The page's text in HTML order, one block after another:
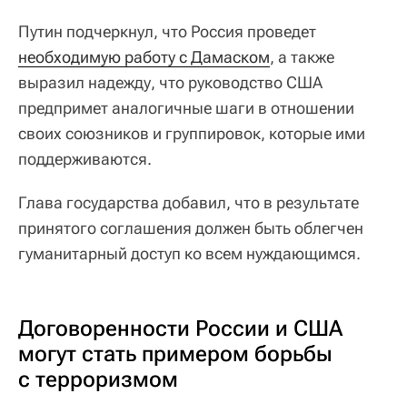
Путин подчеркнул, что Россия проведет
необходимую работу с Дамаском, а также
выразил надежду, что руководство США
предпримет аналогичные шаги в отношении
своих союзников и группировок, которые ими
поддерживаются.
Глава государства добавил, что в результате
принятого соглашения должен быть облегчен
гуманитарный доступ ко всем нуждающимся.
Договоренности России и США
могут стать примером борьбы
с терроризмом